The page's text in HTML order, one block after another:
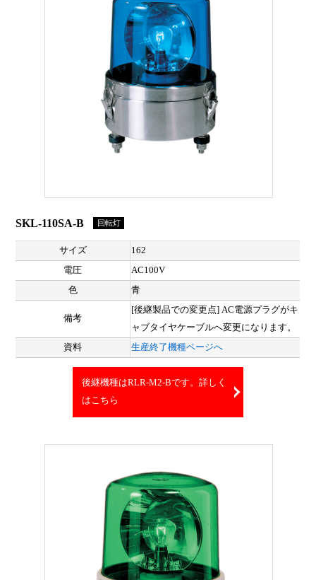
SKL-110SA-B 回転灯
サイズ
162
電圧
AC100V
色
青
備考
[後継製品での変更点] AC電源プラグがキ
ャブタイヤケーブルへ変更になります。
資料
生産終了機種ページへ
後継機種はRLR-M2-Bです。詳しく
はこちら